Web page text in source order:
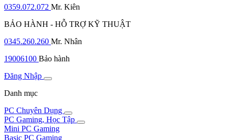
0359.072.072 Mr. Kiên
BẢO HÀNH - HỖ TRỢ KỸ THUẬT
0345.260.260 Mr. Nhân
19006100 Bảo hành
Đăng Nhập
Danh mục
PC Chuyên Dụng
PC Gaming, Học Tập
Mini PC Gaming
Basic PC Gaming